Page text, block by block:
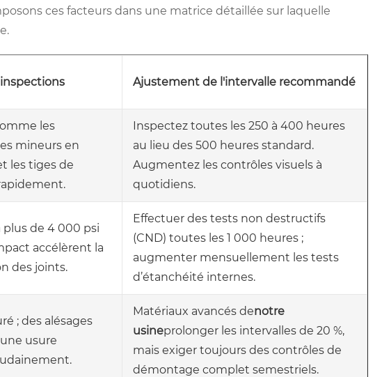
ces facteurs dans une matrice détaillée sur laquelle
Ajustement de l'intervalle recommandé
les
mineurs en
les tiges de
Inspectez toutes les 250 à 400 heures
au lieu des 500 heures standard.
Augmentez les contrôles visuels à
quotidiens.
de 4 000 psi
accélèrent la
des joints.
Effectuer des tests non destructifs
(CND) toutes les 1 000 heures ;
augmenter mensuellement les tests
d’étanchéité internes.
; des alésages
usure
Matériaux avancés denotre
usineprolonger les intervalles de 20 %,
mais exiger toujours des contrôles de
démontage complet semestriels.